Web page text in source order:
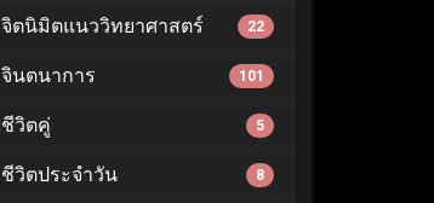
จิตนิมิตแนววิทยาศาสตร์ 22
จินตนาการ 101
ชีวิตคู่ 5
ชีวิตประจำวัน 8